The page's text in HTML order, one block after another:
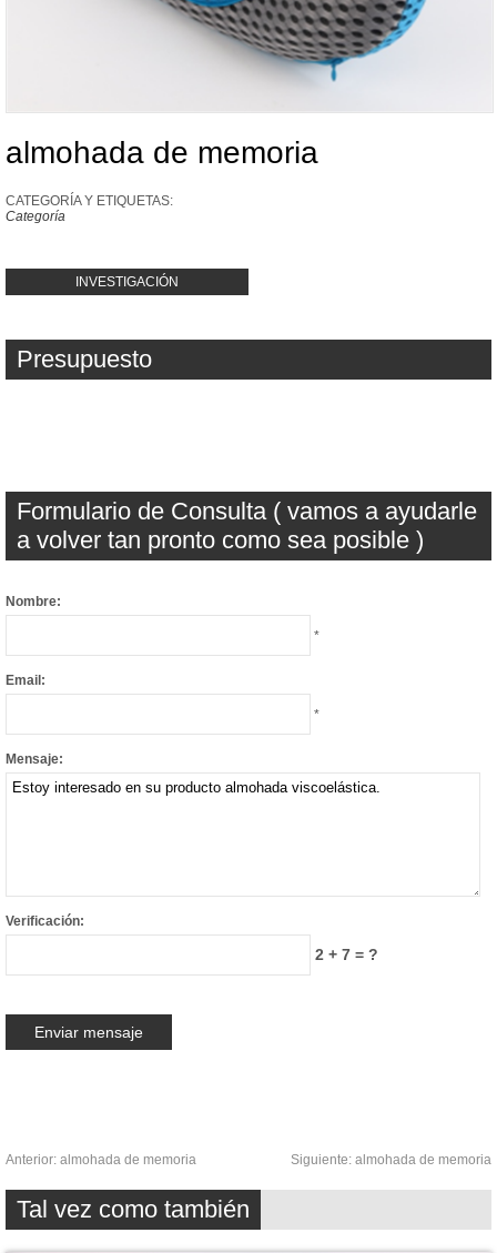
almohada de memoria
CATEGORÍA Y ETIQUETAS:
Categoría
INVESTIGACIÓN
Presupuesto
Formulario de Consulta ( vamos a ayudarle
a volver tan pronto como sea posible )
Nombre:
*
Email:
*
Mensaje:
Verificación:
2 + 7 = ?
Anterior: almohada de memoria Siguiente: almohada de memoria
Tal vez como también